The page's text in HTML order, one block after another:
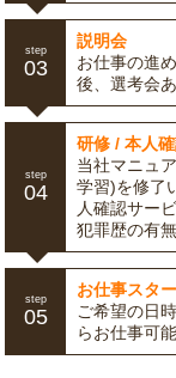
step
03
説明会
お仕事の進
後、選考会
step
04
研修 / 本人
当社マニュ
学習)を修了
人確認サー
犯罪歴の有
step
05
お仕事スタ
ご希望の日
らお仕事可